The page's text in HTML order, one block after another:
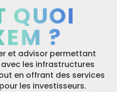
QUOI
?
et advisor permettant
les infrastructures
en offrant des services
les investisseurs.